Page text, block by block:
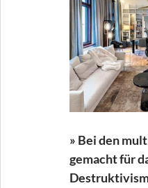
» Bei den
gemacht für